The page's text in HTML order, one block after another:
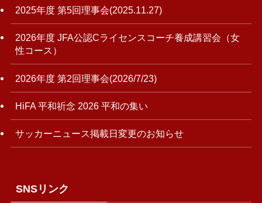
2025年度 第5回理事会(2025.11.27)
2026年度 JFA公認Cライセンスコーチ養成講習会（女
性コース）
2026年度 第2回理事会(2026/7/23)
HiFA 平和祈念 2026 平和の集い
サッカーニュース掲載日変更のお知らせ
SNSリンク